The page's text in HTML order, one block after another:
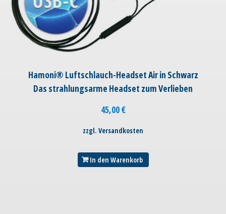
Hamoni® Luftschlauch-Headset Air in Schwarz
Das strahlungsarme Headset zum Verlieben
45,00€
zzgl. Versandkosten
In den Warenkorb